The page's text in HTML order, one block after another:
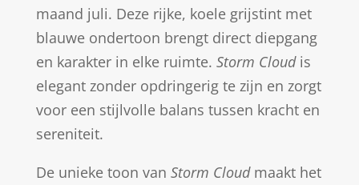
maand juli. Deze rijke, koele grijstint met
blauwe ondertoon brengt direct diepgang
en karakter in elke ruimte. Storm Cloudis
elegant zonder opdringerig te zijn en zorgt
voor een stijlvolle balans tussen kracht en
sereniteit.
De unieke toon van Storm Cloudmaakt het